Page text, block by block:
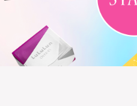
ひと
ひと
ひと
ひと
ひと
ひと
ひと